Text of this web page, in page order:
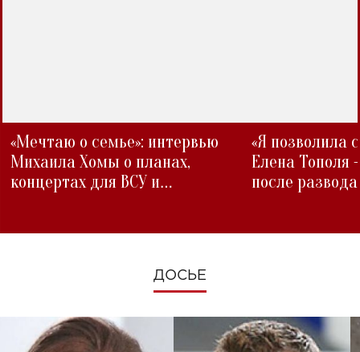
«Мечтаю о семье»: интервью
Михаила Хомы о планах,
концертах для ВСУ и
«Я позволила
Елена Тополя
после развода
ДОСЬЕ